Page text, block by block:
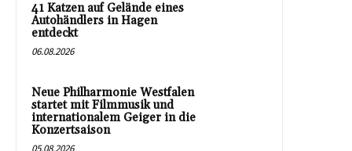
41 Katzen auf Gelände eines
Autohändlers in Hagen
entdeckt
06.08.2026
Neue Philharmonie Westfalen
startet mit Filmmusik und
internationalem Geiger in die
Konzertsaison
05.08.2026